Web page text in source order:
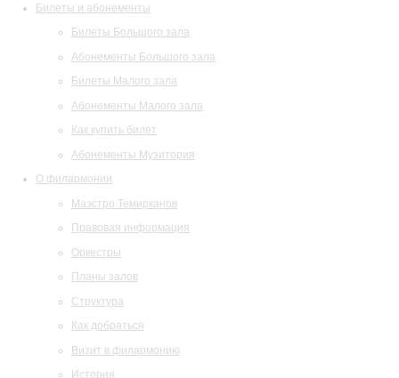
Билеты и абонементы
Билеты Большого зала
Абонементы Большого зала
Билеты Малого зала
Абонементы Малого зала
Как купить билет
Абонементы Музитория
О филармонии
Маэстро Темирканов
Правовая информация
Оркестры
Планы залов
Структура
Как добраться
Визит в филармонию
История